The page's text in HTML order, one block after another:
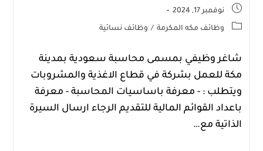
نوفمبر 17, 2024
وظائف مكه المكرمة / وظائف نسائية
شاغر وظيفي بمسمى محاسبة سعودية بمدينة
‎مكة للعمل بشركة في قطاع الاغذية والمشروبات
ويتطلب : - معرفة باساسيات المحاسبة - معرفة
باعداد القوائم المالية للتقديم الرجاء ارسال السيرة
الذاتية مع…